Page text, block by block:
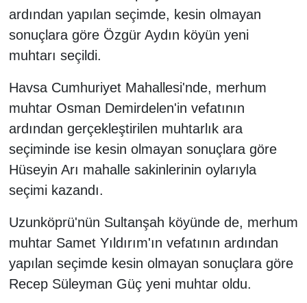
ardından yapılan seçimde, kesin olmayan
sonuçlara göre Özgür Aydın köyün yeni
muhtarı seçildi.
Havsa Cumhuriyet Mahallesi'nde, merhum
muhtar Osman Demirdelen'in vefatının
ardından gerçekleştirilen muhtarlık ara
seçiminde ise kesin olmayan sonuçlara göre
Hüseyin Arı mahalle sakinlerinin oylarıyla
seçimi kazandı.
Uzunköprü'nün Sultanşah köyünde de, merhum
muhtar Samet Yıldırım'ın vefatının ardından
yapılan seçimde kesin olmayan sonuçlara göre
Recep Süleyman Güç yeni muhtar oldu.